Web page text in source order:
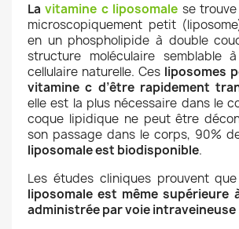
Lavitamine c liposomale se
microscopiquement petit
en un phospholipide à double
structure moléculaire semblable
cellulaire naturelle. Ces liposomes
vitamine c d’être rapidement
elle est la plus nécessaire dans le
coque lipidique ne peut être
son passage dans le corps, 90%
liposomale est biodisponible.
Les études cliniques prouvent que
liposomale est même supérieure
administrée par voie intraveineuse